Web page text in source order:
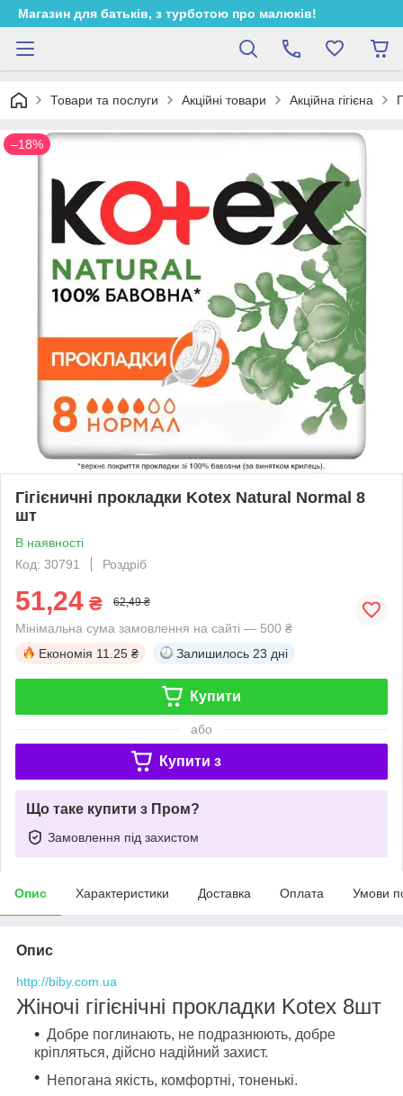
Магазин для батьків, з турботою про малюків!
Товари та послуги Акційні товари Акційна гігієна
–18%
Гігієничні прокладки Kotex Natural Normal 8
шт
В наявності
Код: 30791
Роздріб
51,24 ₴ 62,49 ₴
Мінімальна сума замовлення на сайті — 500 ₴
Економія 11.25 ₴ Залишилось 23 дні
Купити
або
Купити з
Що таке купити з Пром?
Замовлення під захистом
Опис Характеристики Доставка Оплата Умови
Опис
http://biby.com.ua
Жіночі гігієнічні прокладки Kotex 8шт
Добре поглинають, не подразнюють, добре
кріпляться, дійсно надійний захист.
Непогана якість, комфортні, тоненькі.